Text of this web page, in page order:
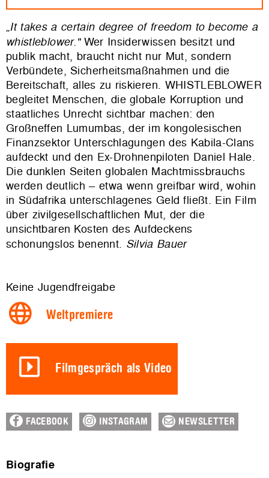
„It takes a certain degree of freedom to become a
whistleblower."Wer Insiderwissen besitzt und
publik macht, braucht nicht nur Mut, sondern
Verbündete, Sicherheitsmaßnahmen und die
Bereitschaft, alles zu riskieren. WHISTLEBLOWER
begleitet Menschen, die globale Korruption und
staatliches Unrecht sichtbar machen: den
Großneffen Lumumbas, der im kongolesischen
Finanzsektor Unterschlagungen des Kabila-Clans
aufdeckt und den Ex-Drohnenpiloten Daniel Hale.
Die dunklen Seiten globalen Machtmissbrauchs
werden deutlich – etwa wenn greifbar wird, wohin
in Südafrika unterschlagenes Geld fließt. Ein Film
über zivilgesellschaftlichen Mut, der die
unsichtbaren Kosten des Aufdeckens
schonungslos benennt. Silvia Bauer
Keine Jugendfreigabe
Weltpremiere
Filmgespräch als Video
FACEBOOK INSTAGRAM NEWSLETTER
Biografie